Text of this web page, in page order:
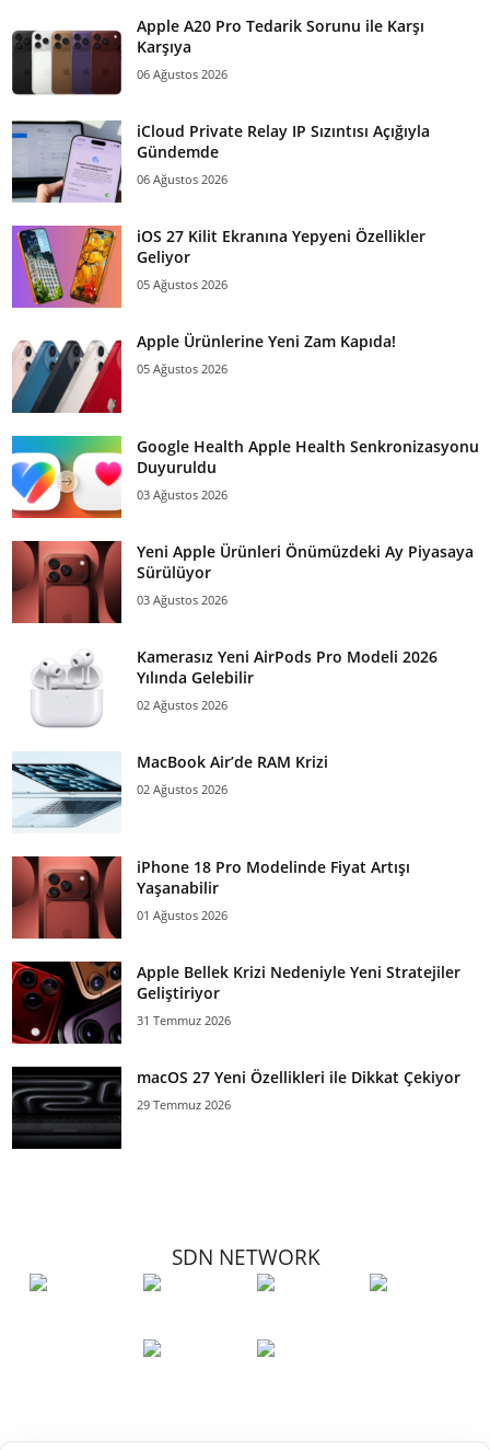
Apple A20 Pro Tedarik Sorunu ile Karşı
Karşıya
06 Ağustos 2026
iCloud Private Relay IP Sızıntısı Açığıyla
Gündemde
06 Ağustos 2026
iOS 27 Kilit Ekranına Yepyeni Özellikler
Geliyor
05 Ağustos 2026
Apple Ürünlerine Yeni Zam Kapıda!
05 Ağustos 2026
Google Health Apple Health Senkronizasyonu
Duyuruldu
03 Ağustos 2026
Yeni Apple Ürünleri Önümüzdeki Ay Piyasaya
Sürülüyor
03 Ağustos 2026
Kamerasız Yeni AirPods Pro Modeli 2026
Yılında Gelebilir
02 Ağustos 2026
MacBook Air’de RAM Krizi
02 Ağustos 2026
iPhone 18 Pro Modelinde Fiyat Artışı
Yaşanabilir
01 Ağustos 2026
Apple Bellek Krizi Nedeniyle Yeni Stratejiler
Geliştiriyor
31 Temmuz 2026
macOS 27 Yeni Özellikleri ile Dikkat Çekiyor
29 Temmuz 2026
SDN NETWORK